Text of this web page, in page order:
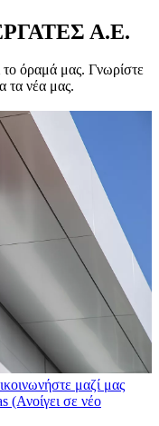
Α.Ε.
το όραμά μας. Γνωρίστε
τα νέα μας.
μαζί μας
(Ανοίγει σε νέο